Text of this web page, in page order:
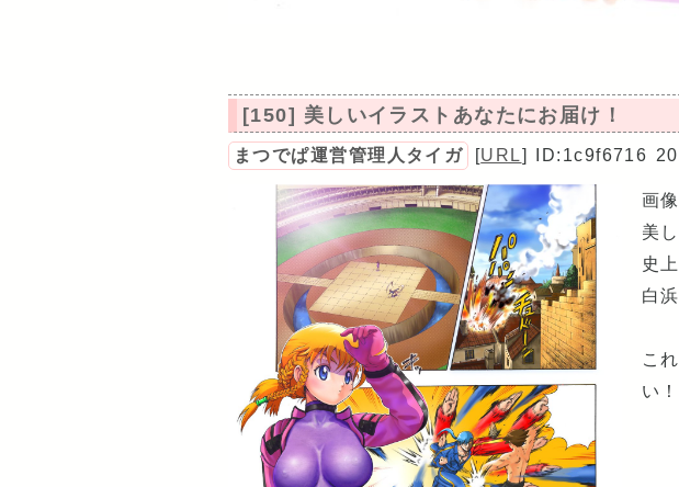
[150] 美しいイラストあなたにお届け！
まつでぱ運営管理人タイガ [URL] ID:1c9f6716
画
美
史
白
こ
い！